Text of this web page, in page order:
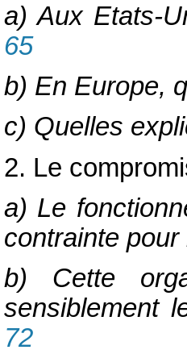
a) Aux Etats-
65
b) En Europe,
c) Quelles
2. Le
a) Le
contrainte
b) Cette
sensiblement
72